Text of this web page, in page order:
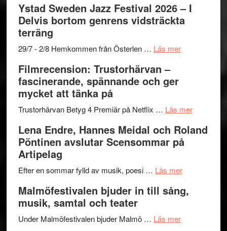
med
Fox
och
Scully
stipendium
Det
grönaste
–
och
lättsam
Ystad Sweden Jazz Festival 2026 – I
Delvis bortom genrens vidsträckta
terräng
29/7 - 2/8 Hemkommen från Österlen … Läs merom
2026
I
Delvis
genrens
terräng
Filmrecension: Trustorhärvan –
fascinerande, spännande och ger
mycket att tänka på
Trustorhärvan Betyg 4 Premiär på Netflix … Läs merom
Lena Endre, Hannes Meidal och Roland
Pöntinen avslutar Scensommar på
Artipelag
Efter en sommar fylld av musik, poesi … Läs merom
Endre,
Malmöfestivalen bjuder in till sång,
musik, samtal och teater
Under Malmöfestivalen bjuder Malmö … Läs merom